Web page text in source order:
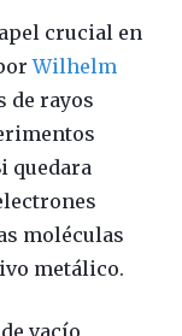
crucial en
Wilhelm
de rayos
quedara
moléculas
metálico.